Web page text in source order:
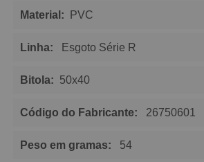
Material: PVC
Linha: Esgoto Série R
Bitola: 50x40
Código do Fabricante: 26750601
Peso em gramas: 54